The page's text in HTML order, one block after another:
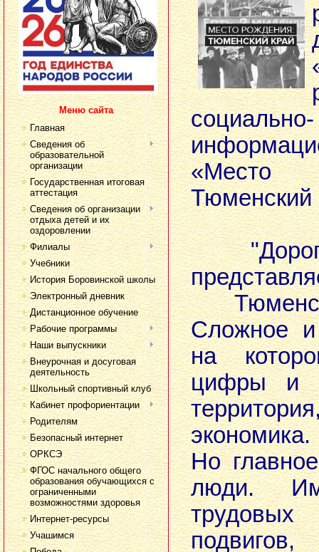
Меню сайта
Главная
Сведения об
образовательной
организации
Государственная итоговая
аттестация
Сведения об организации
отдыха детей и их
оздоровлении
Филиалы
Учебники
История Боровинской школы
Электронный дневник
Дистанционное обучение
Рабочие программы
Наши выпускники
Внеурочная и досуговая
деятельность
Школьный спортивный клуб
Кабинет профориентации
Родителям
Безопасный интернет
ОРКСЭ
ФГОС начального общего
образования обучающихся с
ограниченными
возможностями здоровья
Интернет-ресурсы
Учашимся
социально-
Тюменский
Сложное и
на
цифры и
экономика.
Но
люди.
подвигов,